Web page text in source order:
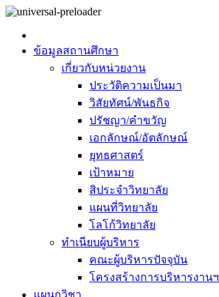
ข้อมูลสถานศึกษา
เกี่ยวกับหน่วยงาน
ประวัติความเป็นมา
วิสัยทัศน์/พันธกิจ
ปรัชญา/คำขวัญ
เอกลักษณ์/อัตลักษณ์
ยุทธศาสตร์
เป้าหมาย
สิประจำวิทยาลัย
แผนที่วิทยาลัย
โลโก้วิทยาลัย
ทำเนียบผู้บริหาร
คณะผู้บริหารปัจจุบัน
โครงสร้างการบริหารงานฯ
แผนกวิชา